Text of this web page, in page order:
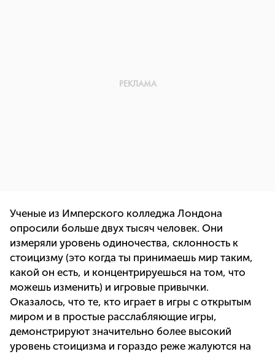
Ученые из Имперского колледжа Лондона
опросили больше двух тысяч человек. Они
измеряли уровень одиночества, склонность к
стоицизму (это когда ты принимаешь мир таким,
какой он есть, и концентрируешься на том, что
можешь изменить) и игровые привычки.
Оказалось, что те, кто играет в игры с открытым
миром и в простые расслабляющие игры,
демонстрируют значительно более высокий
уровень стоицизма и гораздо реже жалуются на